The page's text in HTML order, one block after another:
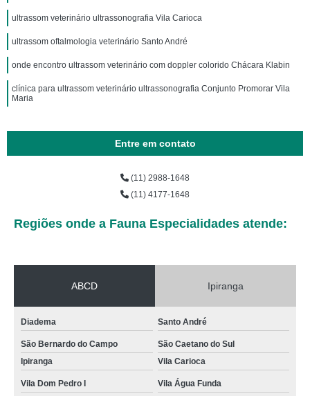
ultrassom veterinário ultrassonografia Vila Carioca
ultrassom oftalmologia veterinário Santo André
onde encontro ultrassom veterinário com doppler colorido Chácara Klabin
clínica para ultrassom veterinário ultrassonografia Conjunto Promorar Vila
Maria
Entre em contato
(11) 2988-1648
(11) 4177-1648
Regiões onde a Fauna Especialidades atende:
ABCD Ipiranga
Diadema Santo André
São Bernardo do Campo
São Caetano do Sul
Ipiranga
Vila Carioca
Vila Dom Pedro I Vila Água Funda